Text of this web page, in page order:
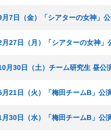
7日（金）「シアターの女神」
27日（月）「シアターの女神」
月30日（土）チーム研究生 昼公
21日（火）「梅田チームB」公
30日（水）「梅田チームB」公